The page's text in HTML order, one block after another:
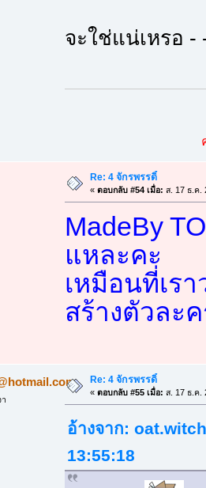
จะใช่แน่เหรอ -
Re: 4 จักรพรรดิ์
« ตอบกลับ #54 เมื่อ: ส. 17 ธ.ค.
MadeBy
แหละคะ
เหมือนที่เร
สร้างตัวละ
Re: 4 จักรพรรดิ์
« ตอบกลับ #55 เมื่อ: ส. 17 ธ.ค.
อ้างจาก:
13:55:18